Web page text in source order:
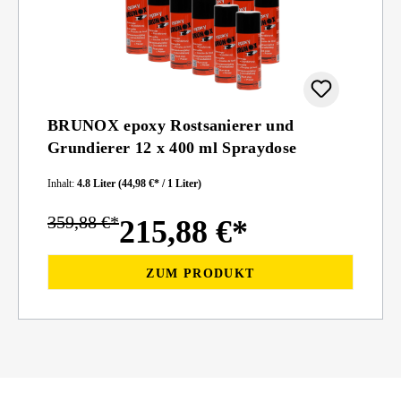
BRUNOX epoxy Rostsanierer und
Grundierer 12 x 400 ml Spraydose
Inhalt: 4.8 Liter (44,98 €* / 1 Liter)
215,88 €*
359,88 €*
ZUM PRODUKT